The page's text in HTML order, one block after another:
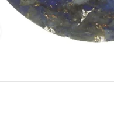
Druk om te vergroten